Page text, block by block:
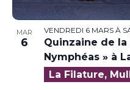
MAR
6
VENDREDI 6 MARSÀ
Quinzaine de la
Nymphéas » à
La Filature,